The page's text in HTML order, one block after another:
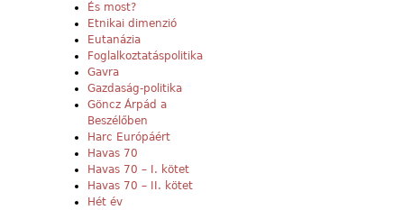
És most?
Etnikai dimenzió
Eutanázia
Foglalkoztatáspolitika
Gavra
Gazdaság-politika
Göncz Árpád a
Beszélőben
Harc Európáért
Havas 70
Havas 70 – I. kötet
Havas 70 – II. kötet
Hét év